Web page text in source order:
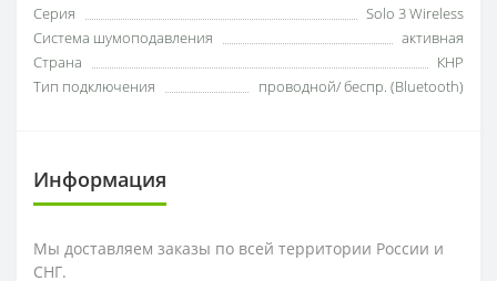
Серия
Solo 3 Wireless
Система шумоподавления
активная
Страна
КНР
Тип подключения
проводной/ беспр. (Bluetooth)
Информация
Мы доставляем заказы по всей территории России и
СНГ.